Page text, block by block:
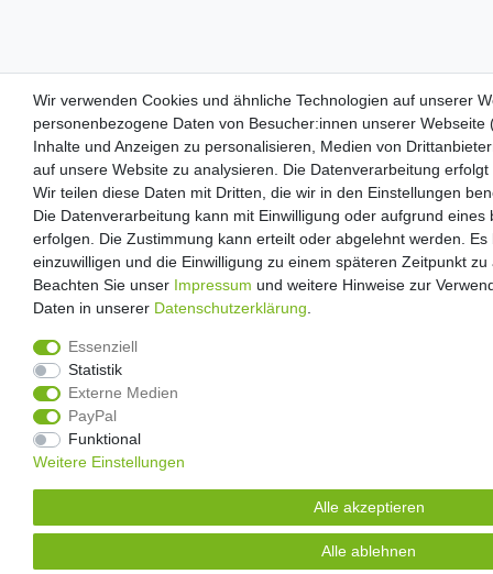
Wir verwenden Cookies und ähnliche Technologien auf unserer
personenbezogene Daten von Besucher:innen unserer Webseite
Inhalte und Anzeigen zu personalisieren, Medien von
auf unsere Website zu analysieren. Die Datenverarbeitung
Wir teilen diese Daten mit Dritten, die wir in den Einstellungen
Die Datenverarbeitung kann mit Einwilligung oder aufgrund eines
erfolgen. Die Zustimmung kann erteilt oder abgelehnt werden.
einzuwilligen und die Einwilligung zu einem späteren Zeitpunkt
Beachten Sie unser Impressum und weitere Hinweise zur
Daten in unserer Daten­schutz­erklärung
Essenziell
Statistik
Externe Medien
PayPal
Funktional
Weitere Einstellungen
Alle akzeptieren
Alle ablehnen
Wir verwenden Cookies und ähnliche Technologien auf unserer
personenbezogene Daten von Besucher:innen unserer Webseite
Inhalte und Anzeigen zu personalisieren, Medien von
auf unsere Website zu analysieren. Die Datenverarbeitung
Wir teilen diese Daten mit Dritten, die wir in den Einstellungen
Die Datenverarbeitung kann mit Einwilligung oder aufgrund eines
erfolgen. Die Zustimmung kann erteilt oder abgelehnt werden.
einzuwilligen und die Einwilligung zu einem späteren Zeitpunkt
Beachten Sie unser Impressum und weitere Hinweise zur
Daten in unserer Daten­schutz­erklärung
Essenziell
Statistik
Externe Medien
PayPal
Funktional
Weitere Einstellungen
Alle akzeptieren
Alle ablehnen